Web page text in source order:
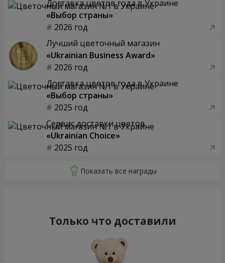
Доставка цветов года в Украине
«Выбор страны»
2026 год
Лучший цветочный магазин
«Ukrainian Business Award»
2026 год
Доставка цветов года в Украине
«Выбор страны»
2025 год
Сервис доставки цветов
«Ukrainian Choice»
2025 год
Только что доставили